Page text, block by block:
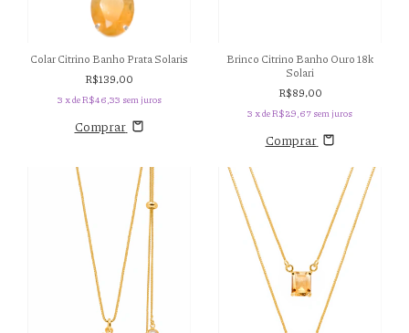
Colar Citrino Banho Prata Solaris
R$139,00
3 x deR$46,33 sem juros
Comprar
Brinco Citrino Banho Ouro 18k
Solari
R$89,00
3 x deR$29,67 sem juros
Comprar